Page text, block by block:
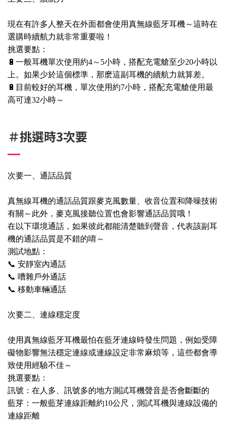
現在有許多人整天在外面都會使用真無線藍牙耳機～這時在
選購時續航力就非常重要啦！
挑選要點：
🔋一般耳機單次使用約4～5小時，搭配充電艙至少20小時以
上。如果少於這個標準，那麽這副耳機的續航力就算差。
🔋目前較好的耳機，單次使用約7小時，搭配充電艙使用最
高可達32小時～
＃挑選時3次要
次要一、通話品質
真無線耳機的通話品質跟麥克風數量、收音位置和降噪技術
有關～此外，麥克風接聽位置也會影響通話品質哦！
在以下環境通話，如果彼此都能清楚聽到聲音，代表該副耳
機的通話品質是不錯的唷～
測試地點：
📞 安靜室內通話
📞 嘈雜戶外通話
📞 移動車輛通話
次要二、連線穩定度
使用真無線藍牙耳機最怕在藍牙連線時發生問題，例如受障
礙物影響無法穩定連線或連線設定非常麻煩等，這些都會導
致使用經驗不佳～
挑選要點：
訊號：在人多、訊號多的地方測試耳機聲音是否會斷斷的
藍芽：一般藍芽連線距離約10公尺，測試耳機與連線設備的
連線距離